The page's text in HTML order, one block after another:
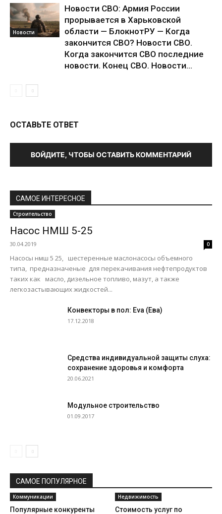
Новости
Новости СВО: Армия России
прорывается в Харьковской
области — БлокнотРУ — Когда
закончится СВО? Новости СВО.
Когда закончится СВО последние
новости. Конец СВО. Новости...
ОСТАВЬТЕ ОТВЕТ
ВОЙДИТЕ, ЧТОБЫ ОСТАВИТЬ КОММЕНТАРИЙ
САМОЕ ИНТЕРЕСНОЕ
Строительство
Насос НМШ 5-25
30.04.2019 0
Насосы нмш 5 25, шестеренные маслонасосы объемного
типа, предназначеные для перекачивания нефтепродуктов
таких как масло, дизельное топливо, мазут, а также
легкозастывающих жидкостей...
Конвекторы в пол: Eva (Ева)
17.12.2018
Средства индивидуальной защиты слуха:
сохранение здоровья и комфорта
20.06.2021
Модульное строительство
01.09.2017
САМОЕ ПОПУЛЯРНОЕ
Коммуникации
Популярные конкуренты
Недвижимость
Стоимость услуг по